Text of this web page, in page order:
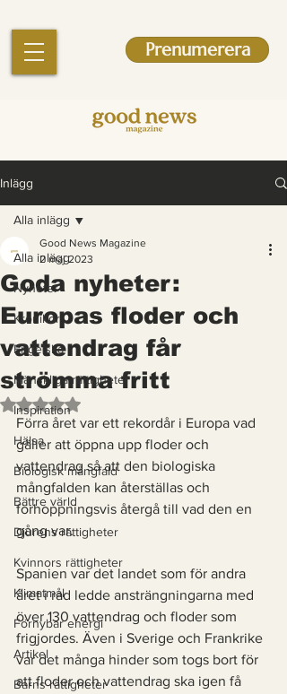
Prenumerera
Inlägg
Alla inlägg
Nyheter
Krönikor
Engelska
Mänskliga rättigheter
Inspiration
Hälsa
Biologisk mångfald
Bättre värld
Djurens rättigheter
Kvinnors rättigheter
Klimatmål
Förnybar energi
Artikel
Barns rättigheter
Alla inlägg
Goda nyheter:
Europas floder och
vattendrag får
strömma fritt
Good News Magazine
2 maj 2023
Betygsatt till NaN av 5 stjärnor.
Förra året var ett rekordår i Europa vad
gäller att öppna upp floder och
vattendrag så att den biologiska
mångfalden kan återställas och
förhoppningsvis återgå till vad den en
gång var.
Spanien var det landet som för andra
året i rad ledde ansträngningarna med
över 130 vattendrag och floder som
frigjordes. Även i Sverige och Frankrike
var det många hinder som togs bort för
att floder och vattendrag ska igen få